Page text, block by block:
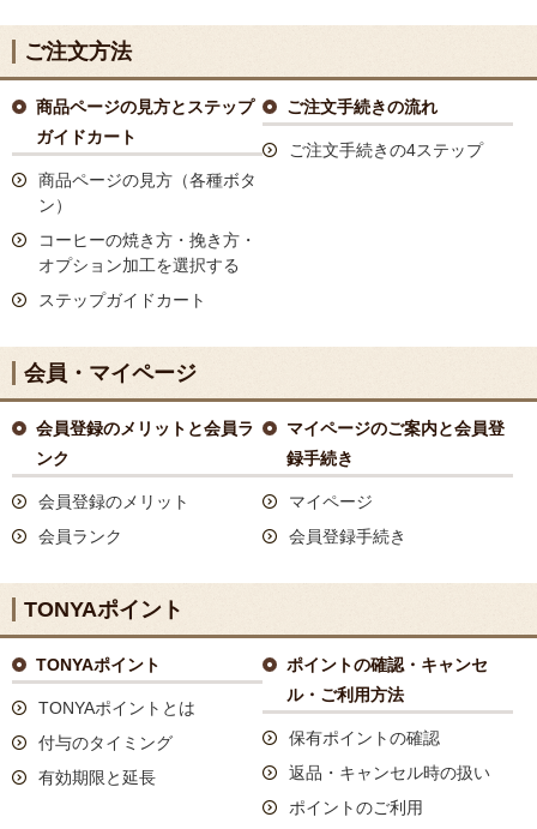
ご注文方法
商品ページの見方とステップ
ガイドカート
商品ページの見方（各種ボタ
ン）
コーヒーの焼き方・挽き方・
オプション加工を選択する
ステップガイドカート
ご注文手続きの流れ
ご注文手続きの4ステップ
会員・マイページ
会員登録のメリットと会員ラ
ンク
会員登録のメリット
会員ランク
マイページのご案内と会員登
録手続き
マイページ
会員登録手続き
TONYAポイント
TONYAポイント
TONYAポイントとは
付与のタイミング
有効期限と延長
ポイントの確認・キャンセ
ル・ご利用方法
保有ポイントの確認
返品・キャンセル時の扱い
ポイントのご利用